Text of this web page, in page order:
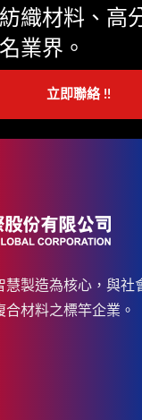
織材料、高
業界。
立即聯絡 !!
製造為核心，與社
材料之標竿企業。